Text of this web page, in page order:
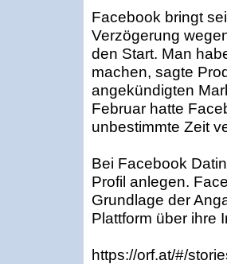
Facebook bringt
Verzögerung
den Start. Man
machen, sagte
angekündigten
Februar hatte
unbestimmte Zeit
Bei Facebook
Profil anlegen.
Grundlage der
Plattform über ihre
https://orf.at/#/